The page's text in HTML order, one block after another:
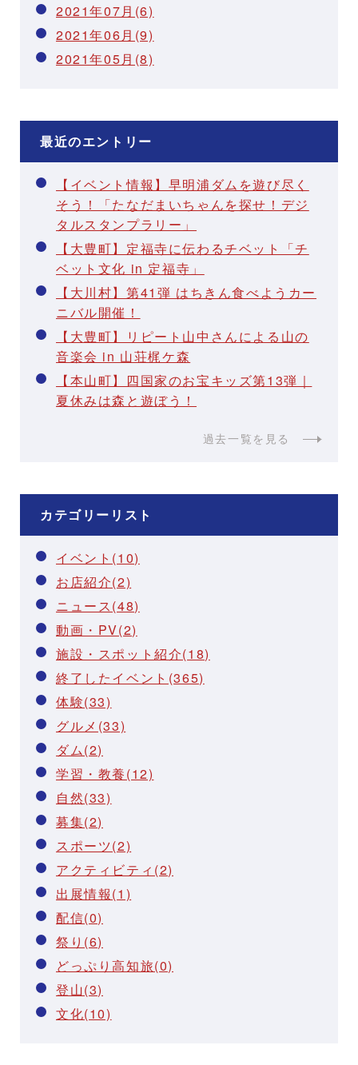
2021年07月(6)
2021年06月(9)
2021年05月(8)
最近のエントリー
【イベント情報】早明浦ダムを遊び尽く
そう！「たなだまいちゃんを探せ！デジ
タルスタンプラリー」
【大豊町】定福寺に伝わるチベット「チ
ベット文化 in 定福寺」
【大川村】第41弾 はちきん食べようカー
ニバル開催！
【大豊町】リピート山中さんによる山の
音楽会 in 山荘梶ケ森
【本山町】四国家のお宝キッズ第13弾｜
夏休みは森と遊ぼう！
過去一覧を見る
カテゴリーリスト
イベント(10)
お店紹介(2)
ニュース(48)
動画・PV(2)
施設・スポット紹介(18)
終了したイベント(365)
体験(33)
グルメ(33)
ダム(2)
学習・教養(12)
自然(33)
募集(2)
スポーツ(2)
アクティビティ(2)
出展情報(1)
配信(0)
祭り(6)
どっぷり高知旅(0)
登山(3)
文化(10)